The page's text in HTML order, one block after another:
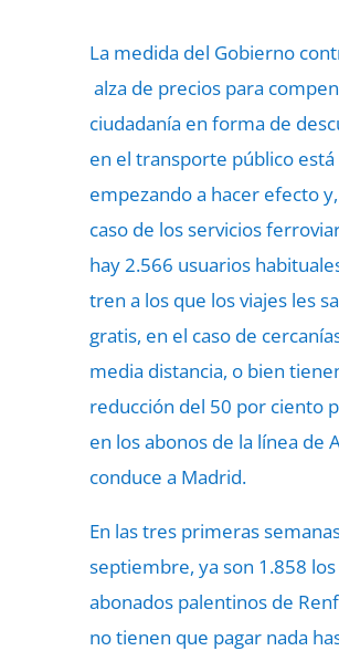
La medida del Gobierno
alza de precios para
ciudadanía en forma de
en el transporte público está
empezando a hacer efecto
caso de los servicios
hay 2.566 usuarios
tren a los que los viajes les
gratis, en el caso de
media distancia, o bien
reducción del 50 por ciento
en los abonos de la línea de
conduce a Madrid.
En las tres primeras
septiembre, ya son 1.858 los
abonados palentinos de
no tienen que pagar nada